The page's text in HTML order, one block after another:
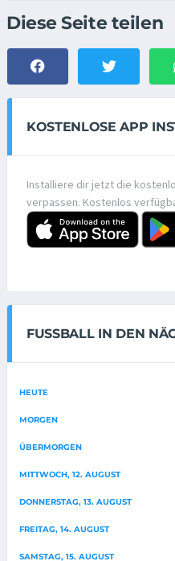
Diese Seite teilen
KOSTENLOSE APP
Installiere dir jetzt die
verpassen. Kostenlos
FUSSBALL IN DEN
HEUTE
MORGEN
ÜBERMORGEN
MITTWOCH, 12. AUGUST
DONNERSTAG, 13. AUGUST
FREITAG, 14. AUGUST
SAMSTAG, 15. AUGUST